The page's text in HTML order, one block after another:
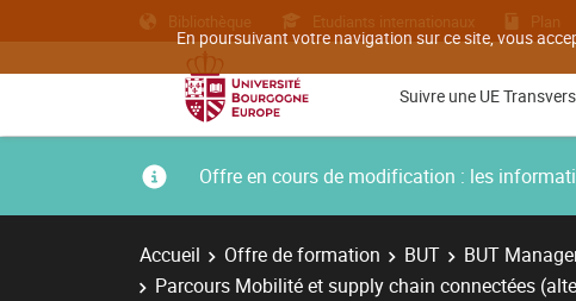
En poursuivant votre navigation sur ce site, vous
Bibliothèque Etudiants internationaux Plan
Suivre une UE
Offre en cours de modification : les
Accueil Offre de formation BUT
BUT
Parcours Mobilité et supply chain connectées